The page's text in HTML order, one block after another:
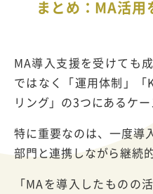
まとめ：MA活用
MA導入支援を受けても
ではなく「運用体制」「
リング」の3つにあるケー
特に重要なのは、一度導
部門と連携しながら継続
「MAを導入したものの